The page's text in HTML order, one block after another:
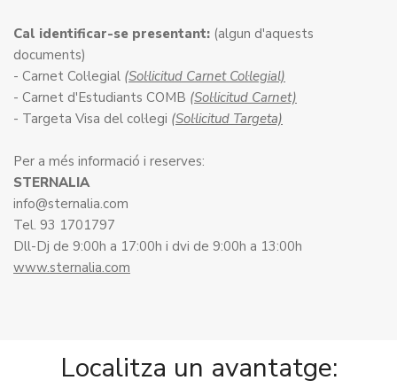
Cal identificar-se presentant: (algun d'aquests
documents)
- Carnet Col·legial (Sol·licitud Carnet Col·legial)
- Carnet d'Estudiants COMB (Sol·licitud Carnet)
- Targeta Visa del col·legi (Sol·licitud Targeta)
Per a més informació i reserves:
STERNALIA
info@sternalia.com
Tel. 93 1701797
Dll-Dj de 9:00h a 17:00h i dvi de 9:00h a 13:00h
www.sternalia.com
Localitza un avantatge: